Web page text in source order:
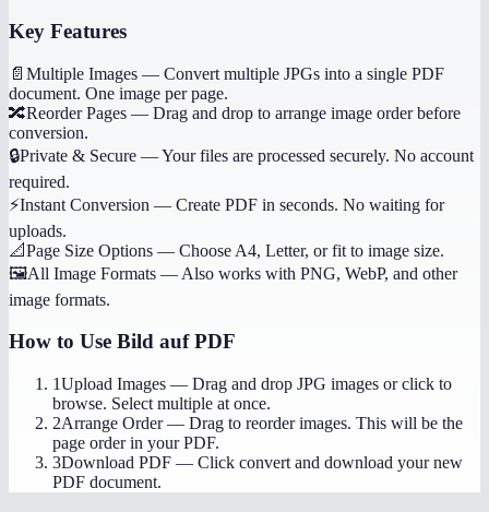
Key Features
📄 Multiple Images — Convert multiple JPGs into a single PDF
document. One image per page.
🔀Reorder Pages — Drag and drop to arrange image order before
conversion.
🔒Private & Secure —Your files are processed securely. No account
required.
⚡Instant Conversion — Create PDF in seconds. No waiting for
uploads.
📐Page Size Options — Choose A4, Letter, or fit to image size.
🖼️All Image Formats — Also works with PNG, WebP, and other
image formats.
How to Use Bild auf PDF
1Upload Images — Drag and drop JPG images or click to
browse. Select multiple at once.
2Arrange Order— Drag to reorder images. This will be the
page order in your PDF.
3Download PDF — Click convert and download your new
PDF document.